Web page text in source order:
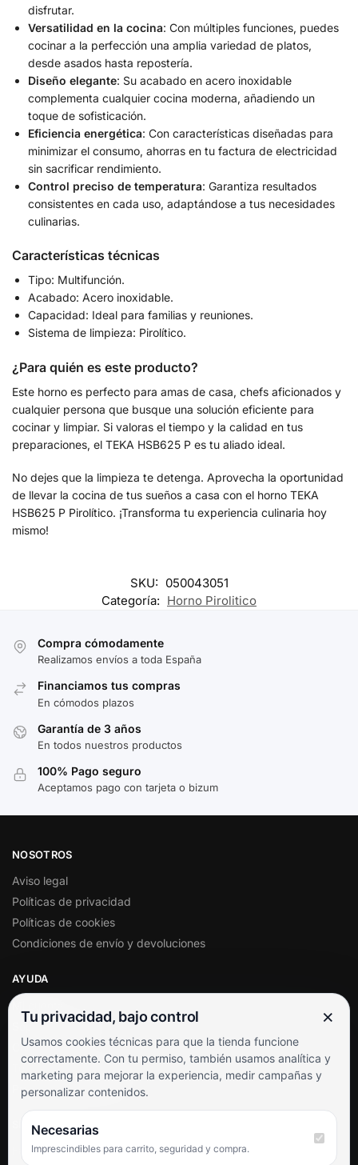
disfrutar.
Versatilidad en la cocina: Con múltiples funciones, puedes
cocinar a la perfección una amplia variedad de platos,
desde asados hasta repostería.
Diseño elegante: Su acabado en acero inoxidable
complementa cualquier cocina moderna, añadiendo un
toque de sofisticación.
Eficiencia energética: Con características diseñadas para
minimizar el consumo, ahorras en tu factura de electricidad
sin sacrificar rendimiento.
Control preciso de temperatura: Garantiza resultados
consistentes en cada uso, adaptándose a tus necesidades
culinarias.
Características técnicas
Tipo: Multifunción.
Acabado: Acero inoxidable.
Capacidad: Ideal para familias y reuniones.
Sistema de limpieza: Pirolítico.
¿Para quién es este producto?
Este horno es perfecto para amas de casa, chefs aficionados y
cualquier persona que busque una solución eficiente para
cocinar y limpiar. Si valoras el tiempo y la calidad en tus
preparaciones, el TEKA HSB625 P es tu aliado ideal.
No dejes que la limpieza te detenga. Aprovecha la oportunidad
de llevar la cocina de tus sueños a casa con el horno TEKA
HSB625 P Pirolítico. ¡Transforma tu experiencia culinaria hoy
mismo!
SKU: 050043051
Categoría: Horno Pirolitico
Compra cómodamente
Realizamos envíos a toda España
Financiamos tus compras
En cómodos plazos
Garantía de 3 años
En todos nuestros productos
100% Pago seguro
Aceptamos pago con tarjeta o bizum
NOSOTROS
Aviso legal
Políticas de privacidad
Políticas de cookies
Condiciones de envío y devoluciones
AYUDA
Soporte al cliente
Contacto
Términos y condiciones
Preguntas frecuentes
SÍGUENOS
Facebook
Tu privacidad, bajo control ×
Usamos cookies técnicas para que la tienda funcione
correctamente. Con tu permiso, también usamos analítica y
marketing para mejorar la experiencia, medir campañas y
personalizar contenidos.
Necesarias
Imprescindibles para carrito, seguridad y compra.